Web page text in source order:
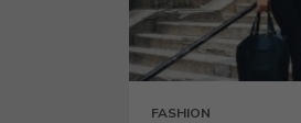
FASHION